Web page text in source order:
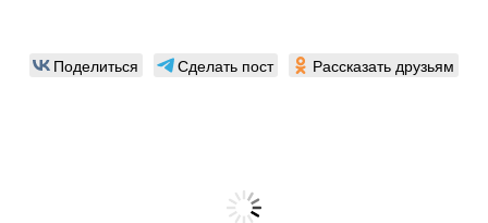
Поделиться Сделать пост Рассказать друзьям